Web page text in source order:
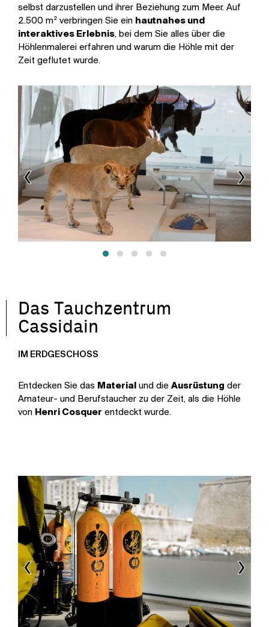
selbst darzustellen und ihrer Beziehung zum Meer. Auf
2.500 m² verbringen Sie ein hautnahes und
interaktives Erlebnis, bei dem Sie alles über die
Höhlenmalerei erfahren und warum die Höhle mit der
Zeit geflutet wurde.
‹ ›
‹ ›
Das Tauchzentrum
Cassidain
IM ERDGESCHOSS
Entdecken Sie das Material und die Ausrüstung der
Amateur- und Berufstaucher zu der Zeit, als die Höhle
von Henri Cosquer entdeckt wurde.